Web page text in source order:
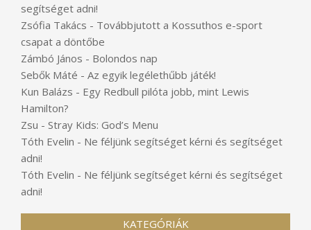
segítséget adni!
Zsófia Takács - Továbbjutott a Kossuthos e-sport
csapat a döntőbe
Zámbó János - Bolondos nap
Sebők Máté - Az egyik legélethűbb játék!
Kun Balázs - Egy Redbull pilóta jobb, mint Lewis
Hamilton?
Zsu - Stray Kids: God’s Menu
Tóth Evelin - Ne féljünk segítséget kérni és segítséget
adni!
Tóth Evelin - Ne féljünk segítséget kérni és segítséget
adni!
KATEGÓRIÁK